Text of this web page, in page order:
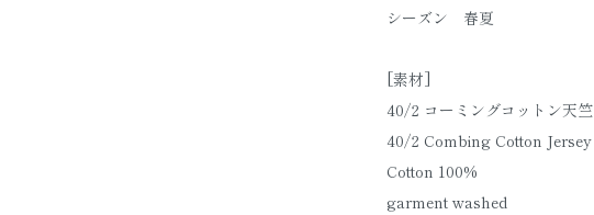
シーズン 春夏
[素材]
40/2 コーミングコットン天竺
40/2 Combing Cotton Jersey
Cotton 100%
garment washed